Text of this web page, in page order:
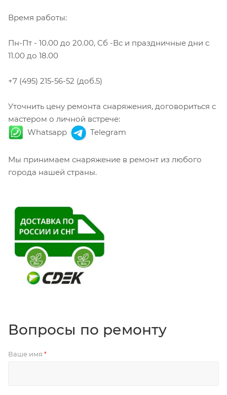
Время работы:
Пн-Пт - 10.00 до 20.00, Сб -Вс и праздничные дни с
11.00 до 18.00
+7 (495) 215-56-52 (доб.5)
Уточнить цену ремонта снаряжения, договориться с
мастером о личной встрече:
Whatsapp
Telegram
Мы принимаем снаряжение в ремонт из любого
города нашей страны.
Вопросы по ремонту
Ваше имя *